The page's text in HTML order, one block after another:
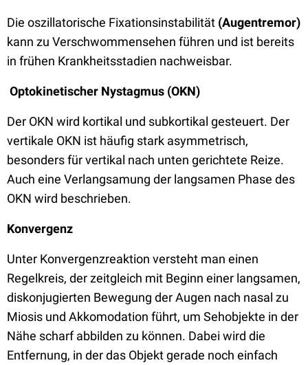
Die oszillatorische Fixationsinstabilität (Augentremor)
kann zu Verschwommensehen führen und ist bereits
in frühen Krankheitsstadien nachweisbar.
Optokinetischer Nystagmus (OKN)
Der OKN wird kortikal und subkortikal gesteuert. Der
vertikale OKN ist häufig stark asymmetrisch,
besonders für vertikal nach unten gerichtete Reize.
Auch eine Verlangsamung der langsamen Phase des
OKN wird beschrieben.
Konvergenz
Unter Konvergenzreaktion versteht man einen
Regelkreis, der zeitgleich mit Beginn einer langsamen,
diskonjugierten Bewegung der Augen nach nasal zu
Miosis und Akkomodation führt, um Sehobjekte in der
Nähe scharf abbilden zu können. Dabei wird die
Entfernung, in der das Objekt gerade noch einfach